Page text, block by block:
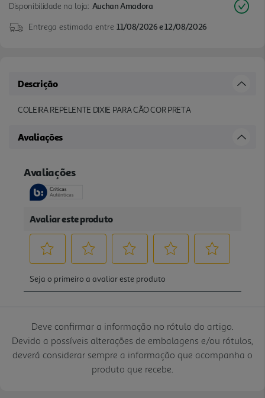
Disponibilidade na loja: Auchan Amadora
Entrega estimada entre 11/08/2026 e 12/08/2026
Descrição
COLEIRA REPELENTE DIXIE PARA CÃO COR PRETA
Avaliações
Deve confirmar a informação no rótulo do artigo.
Devido a possíveis alterações de embalagens e/ou rótulos,
deverá considerar sempre a informação que acompanha o
produto que recebe.